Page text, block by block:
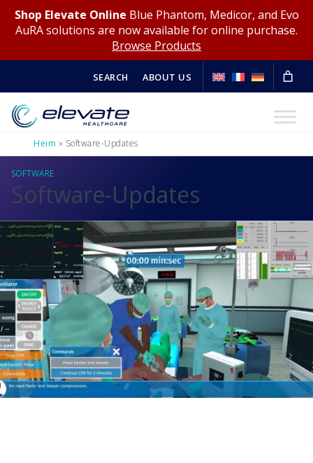
Shop Elevate Online Blue Phantom, Medicor, and Evo
AuRA solutions are now available for online purchase.
Browse Products
SEARCH ABOUT US
Heim » Software-Updates
SOFTWARE
Software-Updates